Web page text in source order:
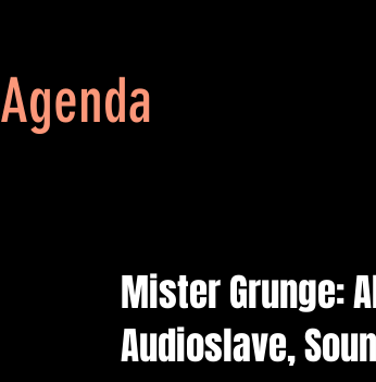
Agenda
Mister Grunge:
Audioslave,